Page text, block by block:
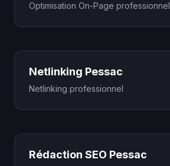
Optimisation On-Page professionnel
Netlinking Pessac
Netlinking professionnel
Rédaction SEO Pessac